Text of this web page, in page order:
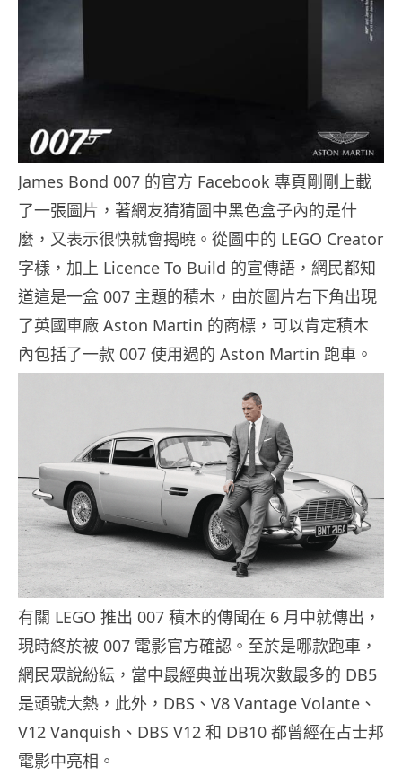
James Bond 007 的官方 Facebook 專頁剛剛上載
了一張圖片，著網友猜猜圖中黑色盒子內的是什
麼，又表示很快就會揭曉。從圖中的 LEGO Creator
字樣，加上 Licence To Build 的宣傳語，網民都知
道這是一盒 007 主題的積木，由於圖片右下角出現
了英國車廠 Aston Martin 的商標，可以肯定積木
內包括了一款 007 使用過的 Aston Martin 跑車。
有關 LEGO 推出 007 積木的傳聞在 6 月中就傳出，
現時終於被 007 電影官方確認。至於是哪款跑車，
網民眾說紛紜，當中最經典並出現次數最多的 DB5
是頭號大熱，此外，DBS、V8 Vantage Volante、
V12 Vanquish、DBS V12 和 DB10 都曾經在占士邦
電影中亮相。